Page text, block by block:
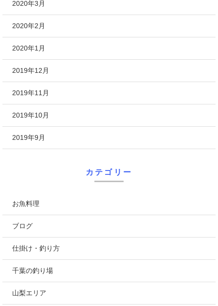
2020年3月
2020年2月
2020年1月
2019年12月
2019年11月
2019年10月
2019年9月
カテゴリー
お魚料理
ブログ
仕掛け・釣り方
千葉の釣り場
山梨エリア